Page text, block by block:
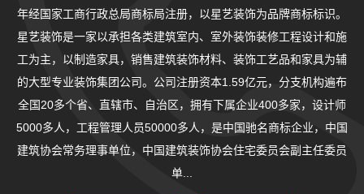
年经国家工商行政总局商标局注册，以星艺装饰为品牌商标标识。
星艺装饰是一家以承担各类建筑室内、室外装饰装修工程设计和施
工为主，以制造家具，销售建筑装饰材料、装饰工艺品和家具为辅
的大型专业装饰集团公司。公司注册资本1.59亿元，分支机构遍布
全国20多个省、直辖市、自治区，拥有下属企业400多家，设计师
5000多人，工程管理人员50000多人，是中国驰名商标企业，中国
建筑协会常务理事单位，中国建筑装饰协会住宅委员会副主任委员
单...